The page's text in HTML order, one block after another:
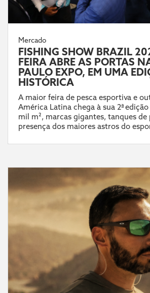
Mercado
FISHING SHOW BRAZIL
FEIRA ABRE AS PORTAS
PAULO EXPO, EM UMA
HISTÓRICA
A maior feira de pesca esportiva e
América Latina chega à sua 2ª
mil m², marcas gigantes, tanques de
presença dos maiores astros do